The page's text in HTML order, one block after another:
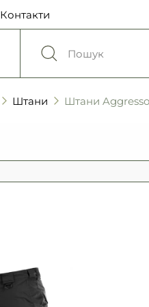
Контакти
Штани Штани